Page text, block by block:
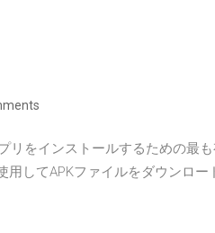
リをインストールするための最
用してAPKファイルをダウンロー